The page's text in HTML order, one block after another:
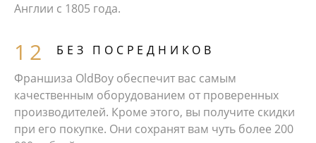
Англии с 1805 года.
БЕЗ ПОСРЕДНИКОВ
Франшиза OldBoy обеспечит вас самым
качественным оборудованием от проверенных
производителей. Кроме этого, вы получите скидки
при его покупке. Они сохранят вам чуть более 200